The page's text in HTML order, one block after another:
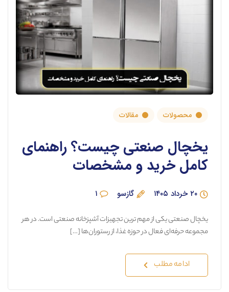
محصولات مقالات
یخچال صنعتی چیست؟ راهنمای
کامل خرید و مشخصات
۲۰ خرداد ۱۴۰۵ گازسو ۱
یخچال صنعتی یکی از مهم ترین تجهیزات آشپزخانه صنعتی است. در هر
مجموعه حرفه‌ای فعال در حوزه غذا، از رستوران‌ها […]
ادامه مطلب